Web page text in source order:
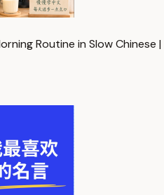
Routine in Slow Chinese |